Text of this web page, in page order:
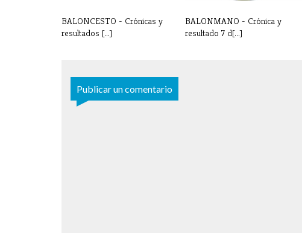
BALONCESTO - Crónicas y
resultados [...]
BALONMANO - Crónica y
resultado 7 d[...]
Publicar un comentario